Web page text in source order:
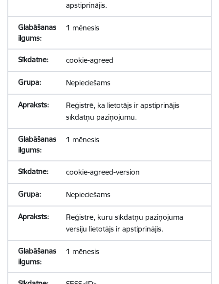
apstiprinājis.
1 mēnesis
cookie-agreed
Nepieciešams
Reģistrē, ka lietotājs ir apstiprinājis
sīkdatņu paziņojumu.
1 mēnesis
cookie-agreed-version
Nepieciešams
Reģistrē, kuru sīkdatņu paziņojuma
versiju lietotājs ir apstiprinājis.
1 mēnesis